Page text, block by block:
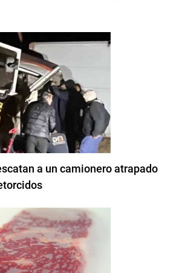
a un camionero atrapado